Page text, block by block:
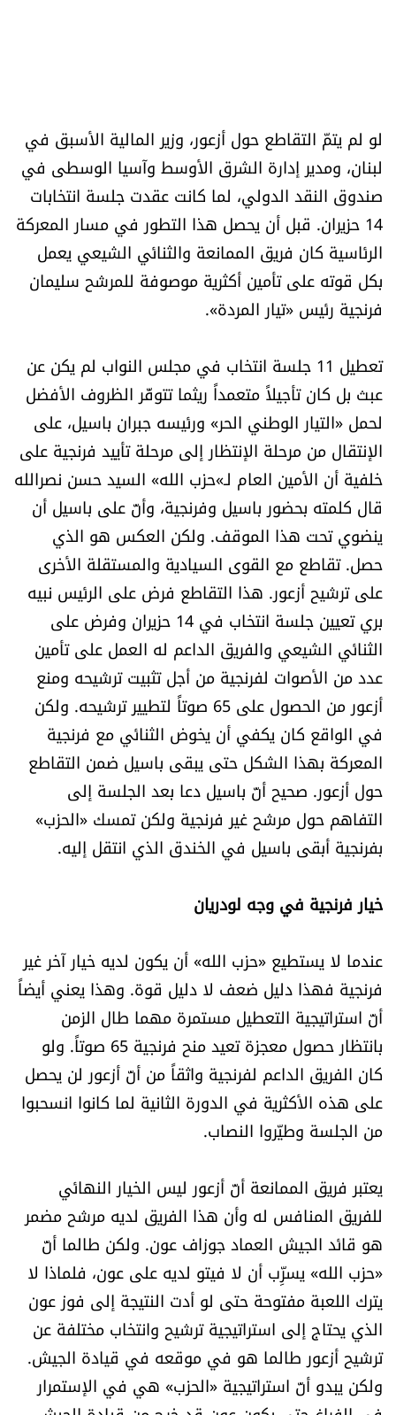
سجالات
صحّة وصحن
الرياضة
منوّعات
للتاريخ
فيديو
من نحن
للتواصل معنا
شروط الاستخدام
شروط الإشتراك
Digital solutions by
لو لم يتمّ التقاطع حول أزعور، وزير المالية الأسبق في
لبنان، ومدير إدارة الشرق الأوسط وآسيا الوسطى في
صندوق النقد الدولي، لما كانت عقدت جلسة انتخابات
14 حزيران. قبل أن يحصل هذا التطور في مسار المعركة
الرئاسية كان فريق الممانعة والثنائي الشيعي يعمل
بكل قوته على تأمين أكثرية موصوفة للمرشح سليمان
فرنجية رئيس «تيار المردة».
تعطيل 11 جلسة انتخاب في مجلس النواب لم يكن عن
عبث بل كان تأجيلاً متعمداً ريثما تتوفّر الظروف الأفضل
لحمل «التيار الوطني الحر» ورئيسه جبران باسيل، على
الإنتقال من مرحلة الإنتظار إلى مرحلة تأييد فرنجية على
خلفية أن الأمين العام لـ»حزب الله» السيد حسن نصرالله
قال كلمته بحضور باسيل وفرنجية، وأنّ على باسيل أن
ينضوي تحت هذا الموقف. ولكن العكس هو الذي
حصل. تقاطع مع القوى السيادية والمستقلة الأخرى
على ترشيح أزعور. هذا التقاطع فرض على الرئيس نبيه
بري تعيين جلسة انتخاب في 14 حزيران وفرض على
الثنائي الشيعي والفريق الداعم له العمل على تأمين
عدد من الأصوات لفرنجية من أجل تثبيت ترشيحه ومنع
أزعور من الحصول على 65 صوتاً لتطيير ترشيحه. ولكن
في الواقع كان يكفي أن يخوض الثنائي مع فرنجية
المعركة بهذا الشكل حتى يبقى باسيل ضمن التقاطع
حول أزعور. صحيح أنّ باسيل دعا بعد الجلسة إلى
التفاهم حول مرشح غير فرنجية ولكن تمسك «الحزب»
بفرنجية أبقى باسيل في الخندق الذي انتقل إليه.
خيار فرنجية في وجه لودريان
عندما لا يستطيع «حزب الله» أن يكون لديه خيار آخر غير
فرنجية فهذا دليل ضعف لا دليل قوة. وهذا يعني أيضاً
أنّ استراتيجية التعطيل مستمرة مهما طال الزمن
بانتظار حصول معجزة تعيد منح فرنجية 65 صوتاً. ولو
كان الفريق الداعم لفرنجية واثقاً من أنّ أزعور لن يحصل
على هذه الأكثرية في الدورة الثانية لما كانوا انسحبوا
من الجلسة وطيّروا النصاب.
يعتبر فريق الممانعة أنّ أزعور ليس الخيار النهائي
للفريق المنافس له وأن هذا الفريق لديه مرشح مضمر
هو قائد الجيش العماد جوزاف عون. ولكن طالما أنّ
«حزب الله» يسرِّب أن لا فيتو لديه على عون، فلماذا لا
يترك اللعبة مفتوحة حتى لو أدت النتيجة إلى فوز عون
الذي يحتاج إلى استراتيجية ترشيح وانتخاب مختلفة عن
ترشيح أزعور طالما هو في موقعه في قيادة الجيش.
ولكن يبدو أنّ استراتيجية «الحزب» هي في الإستمرار